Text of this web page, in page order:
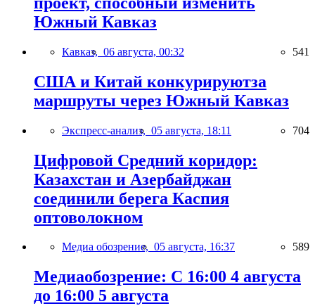
Южный Кавказ
Кавказ, 06 августа, 00:32 541
США и Китай конкурируютза
маршруты через Южный Кавказ
Экспресс-анализ, 05 августа, 18:11 704
Цифровой Средний коридор:
Казахстан и Азербайджан
соединили берега Каспия
оптоволокном
Медиа обозрение, 05 августа, 16:37 589
Медиаобозрение: С 16:00 4 августа
до 16:00 5 августа